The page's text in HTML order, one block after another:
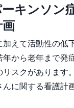
キンソン
えて活動性の低
から老年まで発
スクがあります
に関する看護計